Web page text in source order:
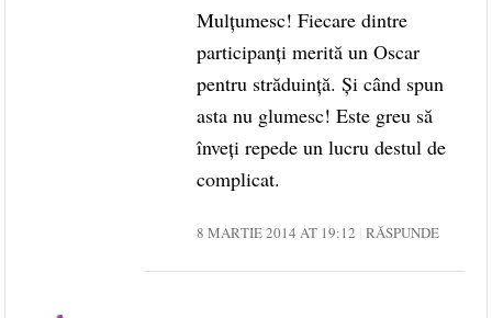
Mulțumesc! Fiecare dintre
participanți merită un Oscar
pentru străduință. Și când spun
asta nu glumesc! Este greu să
înveți repede un lucru destul de
complicat.
8 MARTIE 2014 AT 19:12 RĂSPUNDE